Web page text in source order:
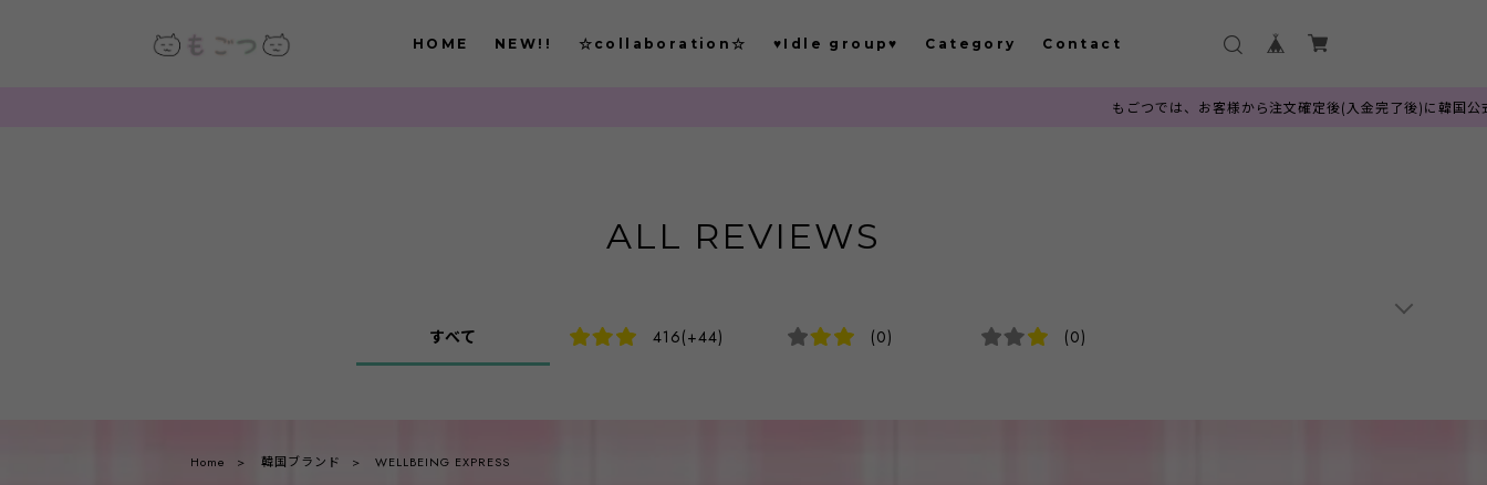
HOME NEW!! ☆collaboration☆ ♥Idle group♥ Category Contact
もごつでは、お客様から注文確定後(入金完了後)に韓国公式サイト
ALL REVIEWS
すべて 416(+44) (0) (0)
Home 韓国ブランド WELLBEING EXPRESS